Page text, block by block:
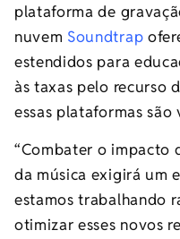
plataforma de
nuvem Soundtrap
estendidos para
às taxas pelo recurso
essas plataformas
“Combater o impacto
da música exigirá um
estamos trabalhando
otimizar esses novos